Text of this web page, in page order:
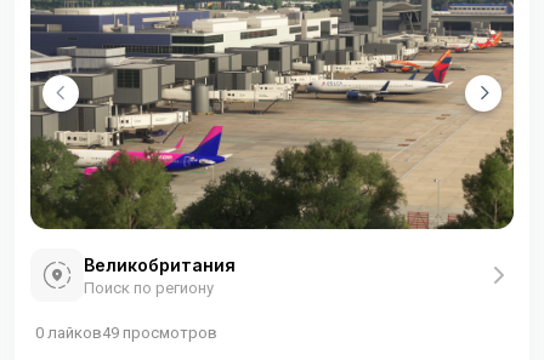
Великобритания
Поиск по региону
0 лайков49 просмотров